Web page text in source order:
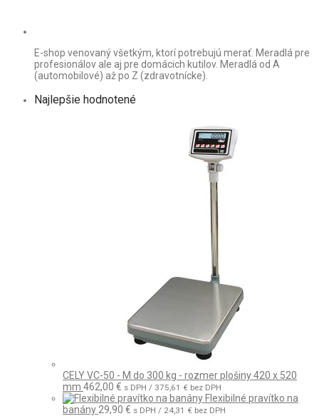
E-shop venovaný všetkým, ktorí potrebujú merať. Meradlá pre
profesionálov ale aj pre domácich kutilov. Meradlá od A
(automobilové) až po Z (zdravotnícke).
Najlepšie hodnotené
CELY VC-50 - M do 300 kg - rozmer plošiny 420 x 520
mm 462,00 € s DPH / 375,61 € bez DPH
Flexibilné pravítko na
banány 29,90 € s DPH / 24,31 € bez DPH